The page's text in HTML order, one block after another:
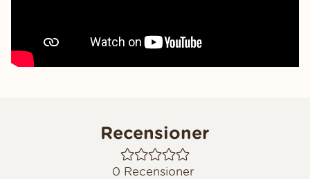
Recensioner
0 Recensioner